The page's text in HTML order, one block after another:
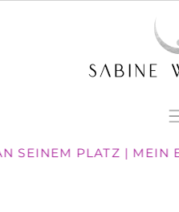
SEINEM PLATZ | MEIN